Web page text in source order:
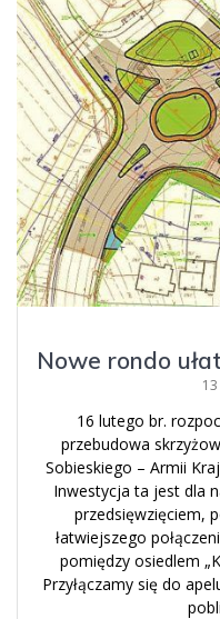
Nowe rondo
16 lutego br.
przebudowa
Sobieskiego – Armii
Inwestycja ta jest dla
przedsięwzięciem,
łatwiejszego
pomiędzy osiedlem
Przyłączamy się do